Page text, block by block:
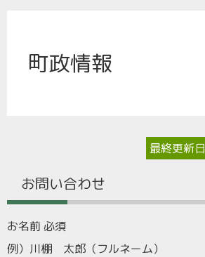
町政情報
最終更新日
お問い合わせ
お名前 必須
例）川棚 太郎（フルネーム）